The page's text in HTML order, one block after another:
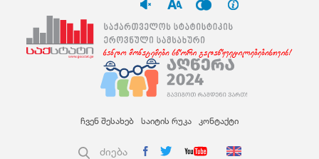
ჩვენ შესახებ საიტის რუკა კონტაქტი
ძიება